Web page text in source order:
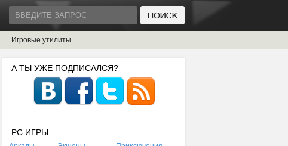
Игровые утилиты
А ТЫ УЖЕ ПОДПИСАЛСЯ?
PC ИГРЫ